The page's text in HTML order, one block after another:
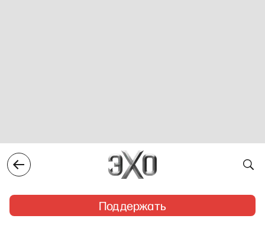
Поддержать